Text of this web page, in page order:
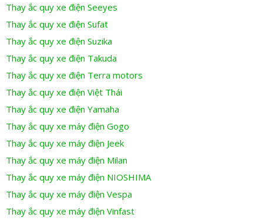
Thay ắc quy xe điện Seeyes
Thay ắc quy xe điện Sufat
Thay ắc quy xe điện Suzika
Thay ắc quy xe điện Takuda
Thay ắc quy xe điện Terra motors
Thay ắc quy xe điện Việt Thái
Thay ắc quy xe điện Yamaha
Thay ắc quy xe máy điện Gogo
Thay ắc quy xe máy điện Jeek
Thay ắc quy xe máy điện Milan
Thay ắc quy xe máy điện NIOSHIMA
Thay ắc quy xe máy điện Vespa
Thay ắc quy xe máy điện Vinfast